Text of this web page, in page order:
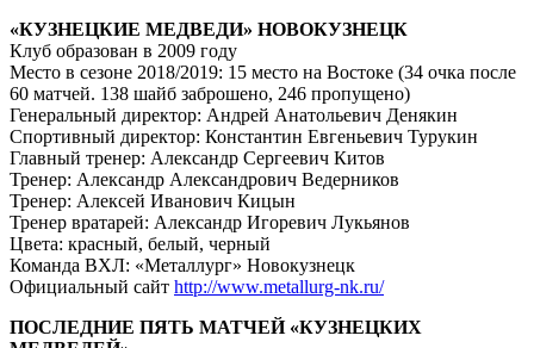
«КУЗНЕЦКИЕ МЕДВЕДИ» НОВОКУЗНЕЦК
Клуб образован в 2009 году
Место в сезоне 2018/2019: 15 место на Востоке (34 очка после
60 матчей. 138 шайб заброшено, 246 пропущено)
Генеральный директор: Андрей Анатольевич Денякин
Спортивный директор: Константин Евгеньевич Турукин
Главный тренер: Александр Сергеевич Китов
Тренер: Александр Александрович Ведерников
Тренер: Алексей Иванович Кицын
Тренер вратарей: Александр Игоревич Лукьянов
Цвета: красный, белый, черный
Команда ВХЛ: «Металлург» Новокузнецк
Официальный сайт http://www.metallurg-nk.ru/
ПОСЛЕДНИЕ ПЯТЬ МАТЧЕЙ «КУЗНЕЦКИХ